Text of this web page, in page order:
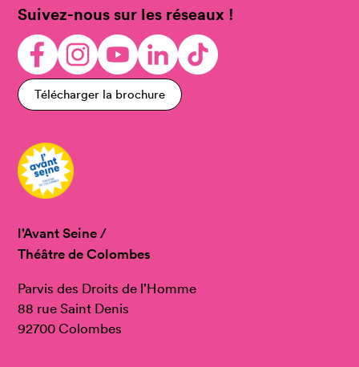
Suivez-nous sur les réseaux !
Télécharger la brochure
l’Avant Seine /
Théâtre de Colombes
Parvis des Droits de l’Homme
88 rue Saint Denis
92700 Colombes